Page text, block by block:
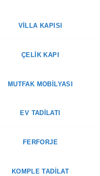
VILLA KAPISI
ÇELIK KAPI
MUTFAK MOBILYASI
EV TADILATI
FERFORJE
KOMPLE TADILAT